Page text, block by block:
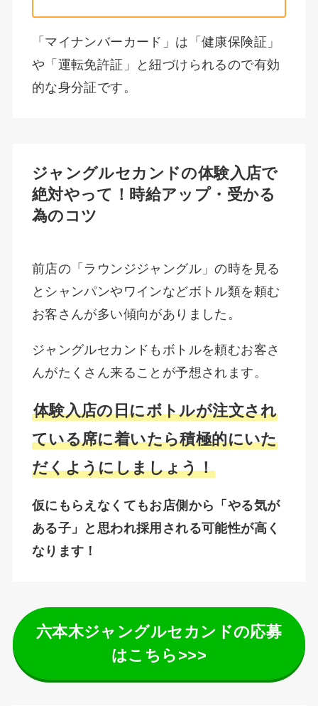
「マイナンバーカード」は「健康保険証」
や「運転免許証」と紐づけられるので有効
的な身分証です。
ジャングルセカンドの体験入店で
絶対やって！時給アップ・受かる
為のコツ
前店の「ラウンジジャングル」の時を見る
とシャンパンやワインなどボトル類を頼む
お客さんが多い傾向がありました。
ジャングルセカンドもボトルを頼むお客さ
んがたくさん来ることが予想されます。
体験入店の日にボトルが注文され
ている席に着いたら積極的にいた
だくようにしましょう！
仮にもらえなくてもお店側から「やる気が
ある子」と思われ採用される可能性が高く
なります！
六本木ジャングルセカンドの応募
はこちら>>>